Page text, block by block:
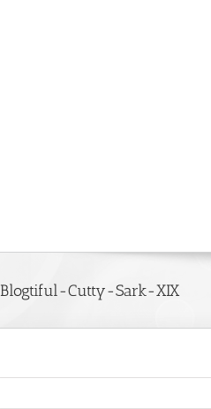
Blogtiful-Cutty-Sark-XIX